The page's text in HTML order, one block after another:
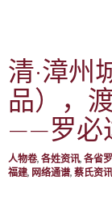
清·漳州
品），
——罗必
人物卷, 各姓资讯, 各省
福建, 网络通谱, 蔡氏资讯